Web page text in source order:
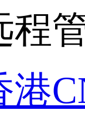
程
港